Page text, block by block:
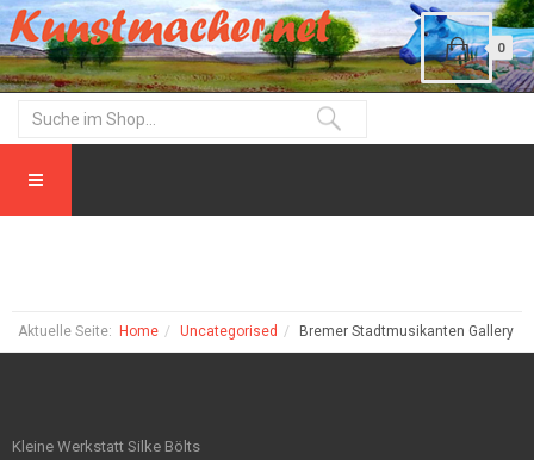
0
Aktuelle Seite: Home Uncategorised Bremer Stadtmusikanten Gallery
Kleine Werkstatt Silke Bölts